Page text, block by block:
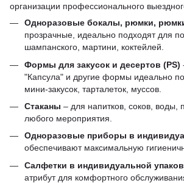
организации профессионального
Одноразовые бокалы, рюмки,
прозрачные, идеально подходят для
шампанского, мартини, коктейлей.
Формы для закусок и десертов (PS)
"Капсула" и другие формы идеально
мини-закусок, тарталеток, муссов.
Стаканы – для напитков, соков, воды,
любого мероприятия.
Одноразовые приборы в
обеспечивают максимальную
Салфетки в индивидуальной
атрибут для комфортного